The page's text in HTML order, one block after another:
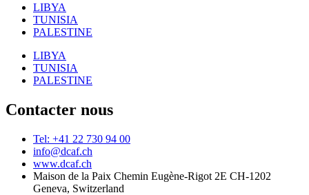
LIBYA
TUNISIA
PALESTINE
LIBYA
TUNISIA
PALESTINE
Contacter nous
Tel: +41 22 730 94 00
info@dcaf.ch
www.dcaf.ch
Maison de la Paix Chemin Eugène-Rigot 2E CH-1202
Geneva, Switzerland